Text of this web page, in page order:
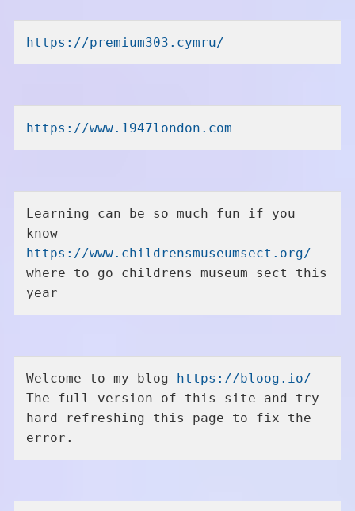
https://premium303.cymru/
https://www.1947london.com
Learning can be so much fun if you
know
https://www.childrensmuseumsect.org/
where to go childrens museum sect this
year
Welcome to my blog https://bloog.io/
The full version of this site and try
hard refreshing this page to fix the
error.